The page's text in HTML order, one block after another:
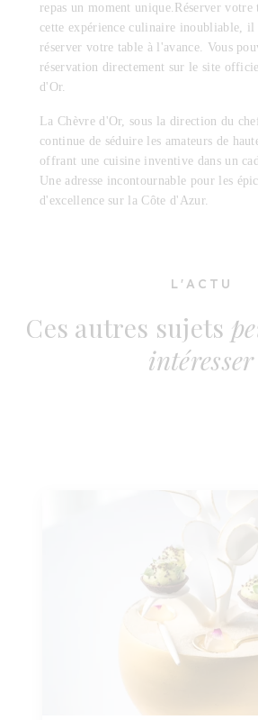
repas un moment unique.Réserver
cette expérience culinaire inoubliable, il
réserver votre table à l'avance. Vous
réservation directement sur le site
d'Or.
La Chèvre d'Or, sous la direction du
continue de séduire les amateurs de
offrant une cuisine inventive dans un
Une adresse incontournable pour les
d'excellence sur la Côte d'Azur.
L'ACTU
Ces autres sujets
intéresser